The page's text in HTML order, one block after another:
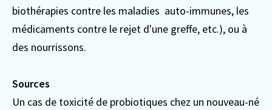
biothérapies contre les maladies auto-immunes, les
médicaments contre le rejet d'une greffe, etc.), ou à
des nourrissons.
Sources
Un cas de toxicité de probiotiques chez un nouveau-né